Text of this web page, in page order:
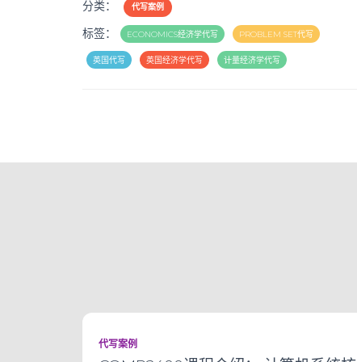
分类： 代写案例
标签： ECONOMICS经济学代写 PROBLEM SET代写
英国代写 英国经济学代写 计量经济学代写
代写案例